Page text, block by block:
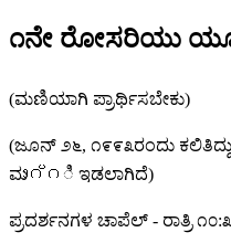
೧ನೇ ರೋಸರಿಯು
(ಮಣಿಯಾಗಿ ಪ್ರಾರ್ಥಿಸಬೇಕು)
(ಜೂನ್ ೨೬, ೧೯೯೩ರಂದು
ಮാറ്റಿ ಇಡಲಾಗಿದೆ)
ಪ್ರದರ್ಶನಗಳ ಚಾಪೆಲ್ - ರಾತ್ರಿ